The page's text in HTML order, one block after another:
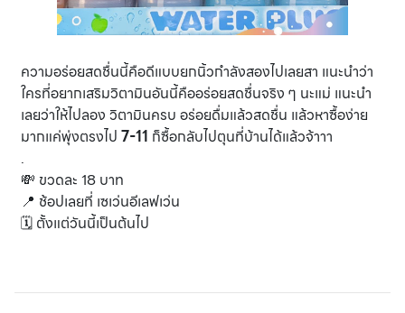
ความอร่อยสดชื่นนี้คือดีแบบยกนิ้วกำลังสองไปเลยสา แนะนำว่า
ใครที่อยากเสริมวิตามินอันนี้คืออร่อยสดชื่นจริง ๆ นะแม่ แนะนำ
เลยว่าให้ไปลอง วิตามินครบ อร่อยดื่มแล้วสดชื่น แล้วหาซื้อง่าย
มากแค่พุ่งตรงไป 7-11 ก็ซื้อกลับไปตุนที่บ้านได้แล้วจ้าาา
.
💸 ขวดละ 18 บาท
📍 ช้อปเลยที่ เซเว่นอีเลฟเว่น
🗓 ตั้งแต่วันนี้เป็นต้นไป